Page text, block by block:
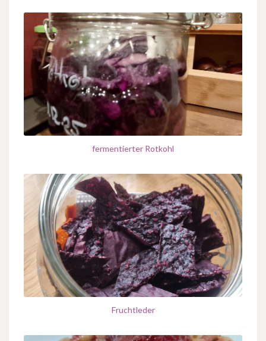
fermentierter Rotkohl
Fruchtleder